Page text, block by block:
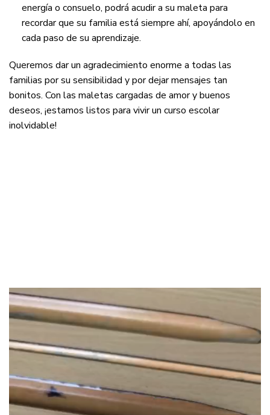
energía o consuelo, podrá acudir a su maleta para
recordar que su familia está siempre ahí, apoyándolo en
cada paso de su aprendizaje.
Queremos dar un agradecimiento enorme a todas las
familias por su sensibilidad y por dejar mensajes tan
bonitos. Con las maletas cargadas de amor y buenos
deseos, ¡estamos listos para vivir un curso escolar
inolvidable!
Reproductor
de
vídeo